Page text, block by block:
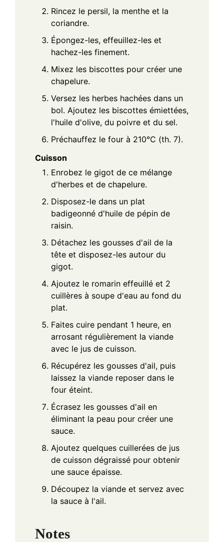
Rincez le persil, la menthe et la
coriandre.
Épongez-les, effeuillez-les et
hachez-les finement.
Mixez les biscottes pour créer une
chapelure.
Versez les herbes hachées dans un
bol. Ajoutez les biscottes émiettées,
l'huile d'olive, du poivre et du sel.
Préchauffez le four à 210°C (th. 7).
Cuisson
Enrobez le gigot de ce mélange
d'herbes et de chapelure.
Disposez-le dans un plat
badigeonné d'huile de pépin de
raisin.
Détachez les gousses d'ail de la
tête et disposez-les autour du
gigot.
Ajoutez le romarin effeuillé et 2
cuillères à soupe d'eau au fond du
plat.
Faites cuire pendant 1 heure, en
arrosant régulièrement la viande
avec le jus de cuisson.
Récupérez les gousses d'ail, puis
laissez la viande reposer dans le
four éteint.
Écrasez les gousses d'ail en
éliminant la peau pour créer une
sauce.
Ajoutez quelques cuillerées de jus
de cuisson dégraissé pour obtenir
une sauce épaisse.
Découpez la viande et servez avec
la sauce à l'ail.
Notes